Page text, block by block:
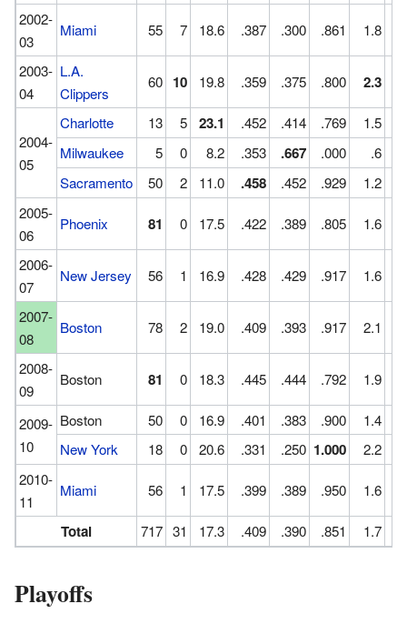
2002-
03
Miami 55 7 18.6 .387 .300 .861 1.8
2003-
04
L.A.
Clippers
60 10 19.8 .359 .375 .800 2.3
2004-
05
Charlotte 13 5 23.1 .452 .414 .769 1.5
Milwaukee
5 0 8.2 .353 .667 .000 .6
Sacramento
50 2 11.0 .458 .452 .929 1.2
2005-
06
Phoenix 81 0 17.5 .422 .389 .805 1.6
2006-
07
New Jersey 56 1 16.9 .428 .429 .917 1.6
2007-
08
Boston 78 2 19.0 .409 .393 .917 2.1
2008-
09
Boston 81 0 18.3 .445 .444 .792 1.9
2009-
10
Boston 50 0 16.9 .401 .383 .900 1.4
New York
18 0 20.6 .331 .250 1.000 2.2
2010-
11
Miami 56 1 17.5 .399 .389 .950 1.6
Total 717 31 17.3 .409 .390 .851 1.7
Playoffs